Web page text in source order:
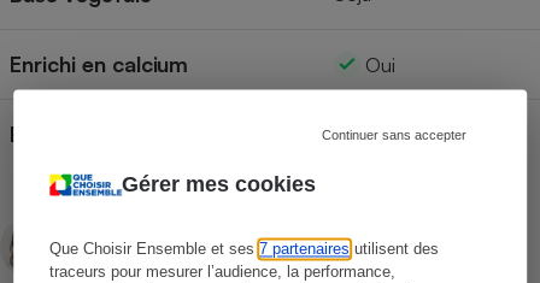
Gérer mes cookies
Que Choisir Ensemble et ses7 partenaires utilisent des
traceurs pour mesurer l’audience, la performance,
Continuer sans accepter
Enrichi en calcium Oui
Bio Non
Rédactrice technique